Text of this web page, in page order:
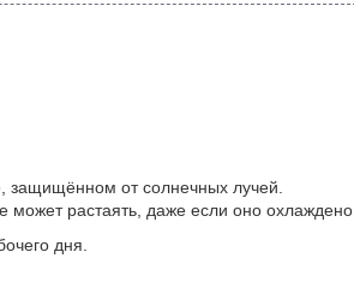
защищённом от солнечных лучей.
растаять, даже если оно охлаждено.
дня.